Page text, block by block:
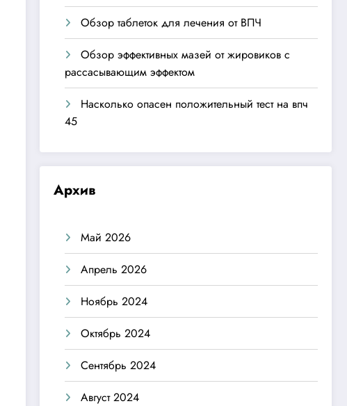
Обзор таблеток для лечения от ВПЧ
Обзор эффективных мазей от жировиков с
рассасывающим эффектом
Насколько опасен положительный тест на впч
45
Архив
Май 2026
Апрель 2026
Ноябрь 2024
Октябрь 2024
Сентябрь 2024
Август 2024